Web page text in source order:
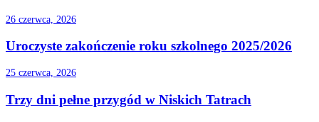
26 czerwca, 2026
Uroczyste zakończenie roku szkolnego 2025/2026
25 czerwca, 2026
Trzy dni pełne przygód w Niskich Tatrach